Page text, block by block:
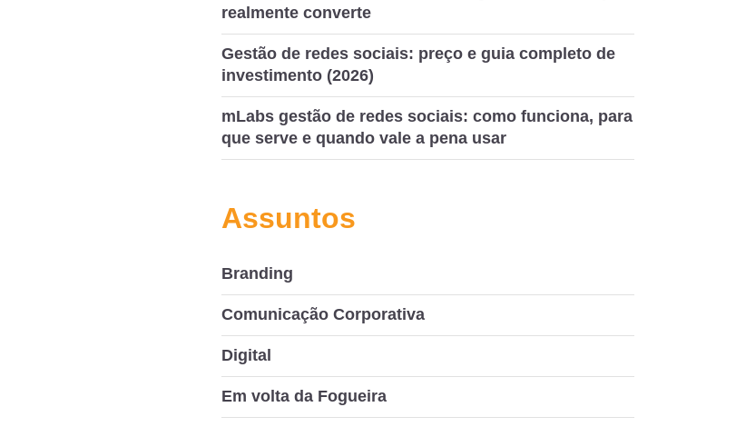
realmente converte
Gestão de redes sociais: preço e guia completo de
investimento (2026)
mLabs gestão de redes sociais: como funciona, para
que serve e quando vale a pena usar
Assuntos
Branding
Comunicação Corporativa
Digital
Em volta da Fogueira